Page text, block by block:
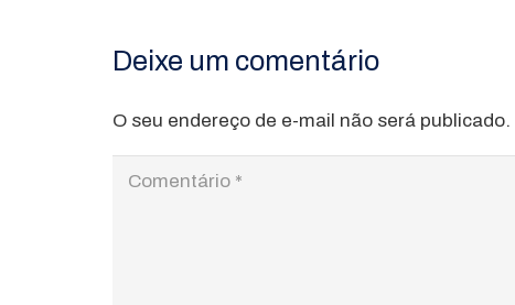
Deixe um comentário
O seu endereço de e-mail não será publicado.